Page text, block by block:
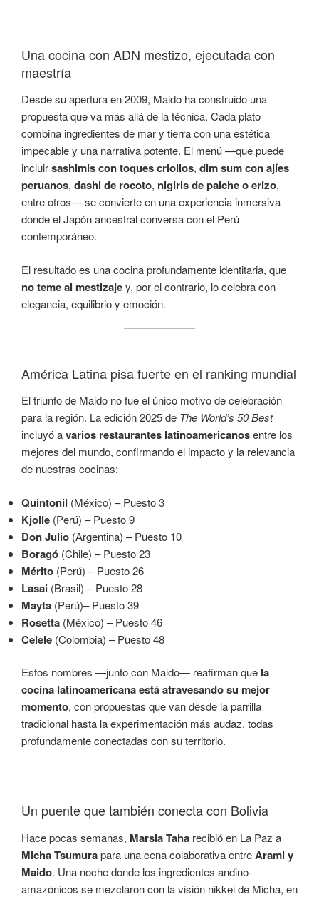
Una cocina con ADN mestizo, ejecutada con
maestría
Desde su apertura en 2009, Maido ha construido una
propuesta que va más allá de la técnica. Cada plato
combina ingredientes de mar y tierra con una estética
impecable y una narrativa potente. El menú —que puede
incluirsashimis con toques criollos, dim sum con ajíes
peruanos, dashi de rocoto, nigiris de paiche o erizo,
entre otros— se convierte en una experiencia inmersiva
donde el Japón ancestral conversa con el Perú
contemporáneo.
El resultado es una cocina profundamente identitaria, que
no teme al mestizajey, por el contrario, lo celebra con
elegancia, equilibrio y emoción.
América Latina pisa fuerte en el ranking mundial
El triunfo de Maido no fue el único motivo de celebración
para la región. La edición 2025 de The World’s 50 Best
incluyó avarios restaurantes latinoamericanosentre los
mejores del mundo, confirmando el impacto y la relevancia
de nuestras cocinas:
Quintonil (México) – Puesto 3
Kjolle (Perú) – Puesto 9
Don Julio (Argentina) – Puesto 10
Boragó (Chile) – Puesto 23
Mérito (Perú) – Puesto 26
Lasai (Brasil) – Puesto 28
Mayta (Perú)– Puesto 39
Rosetta (México) – Puesto 46
Celele (Colombia) – Puesto 48
Estos nombres —junto con Maido— reafirman que la
cocina latinoamericana está atravesando su mejor
momento, con propuestas que van desde la parrilla
tradicional hasta la experimentación más audaz, todas
profundamente conectadas con su territorio.
Un puente que también conecta con Bolivia
Hace pocas semanas, Marsia Taha recibió en La Paz a
Micha Tsumurapara una cena colaborativa entreArami y
Maido. Una noche donde los ingredientes andino-
amazónicos se mezclaron con la visión nikkei de Micha, en